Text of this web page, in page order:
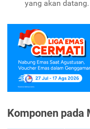
yang akan datang.
Komponen pada